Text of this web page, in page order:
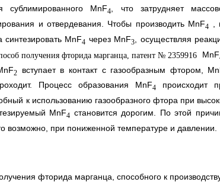
MnF4, что затрудняет
и отвердевания. Чтобы производить MnF4
,
MnF4 через MnF3
, осуществляя
MnF
2 вступает в контакт с газообразным фтором,
Процесс образования MnF4
происходит
к использованию газообразного фтора при
MnF4 становится дорогим. По этой
возможно, при пониженной температуре и давлении.
фторида марганца, способного к